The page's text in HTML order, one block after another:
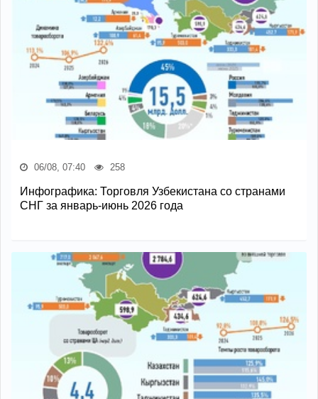
06/08, 07:40 258
Инфографика: Торговля Узбекистана со странами
СНГ за январь-июнь 2026 года